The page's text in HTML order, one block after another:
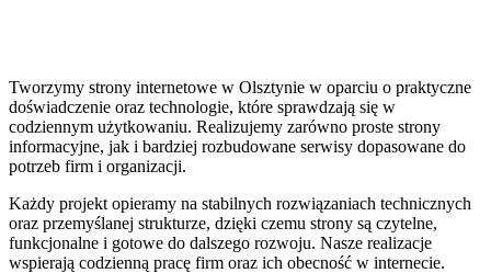
Tworzymy strony internetowe w Olsztynie w oparciu o praktyczne
doświadczenie oraz technologie, które sprawdzają się w
codziennym użytkowaniu. Realizujemy zarówno proste strony
informacyjne, jak i bardziej rozbudowane serwisy dopasowane do
potrzeb firm i organizacji.
Każdy projekt opieramy na stabilnych rozwiązaniach technicznych
oraz przemyślanej strukturze, dzięki czemu strony są czytelne,
funkcjonalne i gotowe do dalszego rozwoju. Nasze realizacje
wspierają codzienną pracę firm oraz ich obecność w internecie.